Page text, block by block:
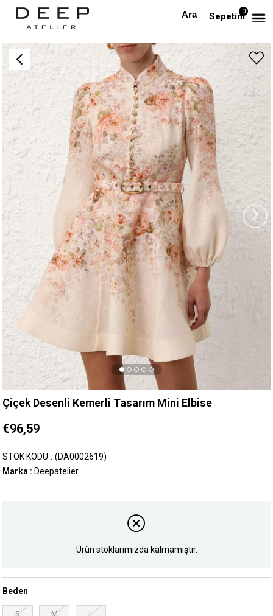
Sepetim0
Anasayfa TÜM ELBİSELER Çiçek Desenli Kemerli Tasarım Mini Elbise
›
Çiçek Desenli Kemerli Tasarım Mini Elbise
€96,59
(DA0002619)
STOK KODU
Marka : Deepatelier
Ürün stoklarımızda kalmamıştır.
Beden
S M L